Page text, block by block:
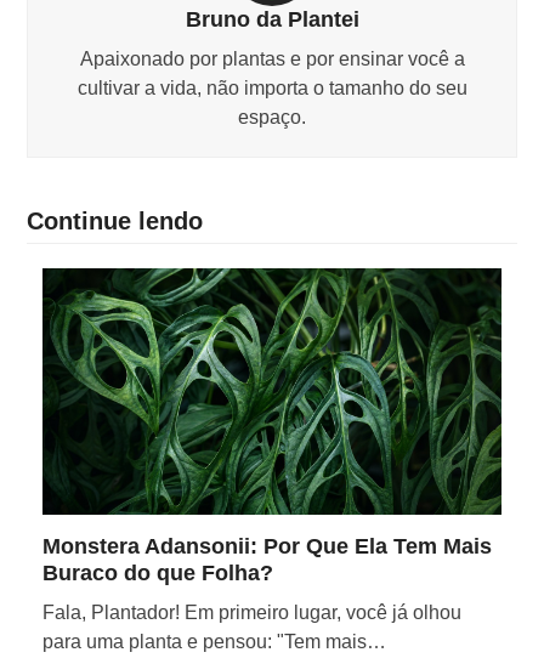
Bruno da Plantei
Apaixonado por plantas e por ensinar você a
cultivar a vida, não importa o tamanho do seu
espaço.
Continue lendo
Monstera Adansonii: Por Que Ela Tem Mais
Buraco do que Folha?
Fala, Plantador! Em primeiro lugar, você já olhou
para uma planta e pensou: "Tem mais…